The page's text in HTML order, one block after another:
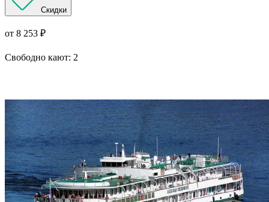
Скидки
от 8 253 ₽
Свободно кают: 2